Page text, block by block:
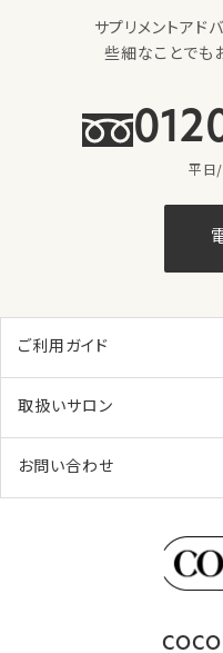
サプリメントアド
些細なことでも
平日
ご利用ガイド
取扱いサロン
お問い合わせ